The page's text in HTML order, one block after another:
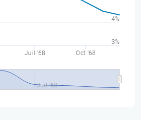
Juil '68 Oct '68
Juil '68
3%
4%